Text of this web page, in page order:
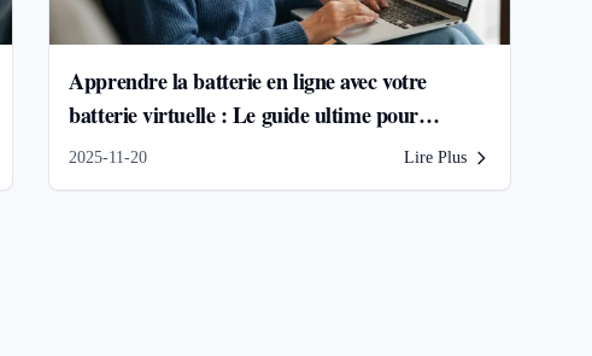
Apprendre la batterie en ligne avec votre
batterie virtuelle : Le guide ultime pour
débutants
2025-11-20 Lire Plus